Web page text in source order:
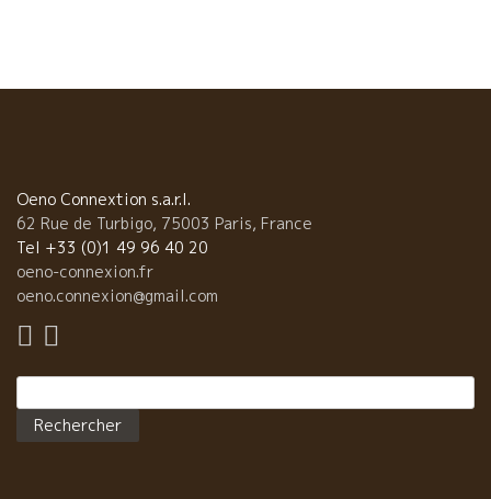
Oeno Connextion s.a.r.l.
62 Rue de Turbigo, 75003 Paris, France
Tel +33 (0)1 49 96 40 20
oeno-connexion.fr
oeno.connexion@gmail.com